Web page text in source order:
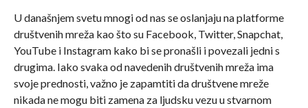
U današnjem svetu mnogi od nas se oslanjaju na platforme
društvenih mreža kao što su Facebook, Twitter, Snapchat,
YouTube i Instagram kako bi se pronašli i povezali jedni s
drugima. Iako svaka od navedenih društvenih mreža ima
svoje prednosti, važno je zapamtiti da društvene mreže
nikada ne mogu biti zamena za ljudsku vezu u stvarnom